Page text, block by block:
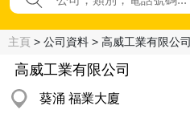
主頁 > 公司資料 > 高威工業有限公司
高威工業有限公司
葵涌 福業大廈